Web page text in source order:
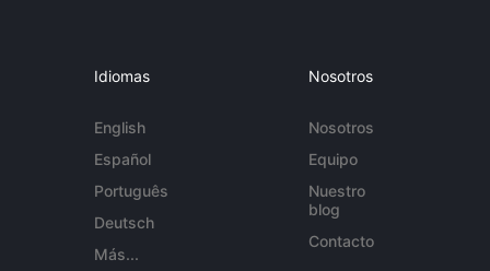
Idiomas
English
Español
Português
Deutsch
Más...
Nosotros
Nosotros
Equipo
Nuestro
blog
Contacto